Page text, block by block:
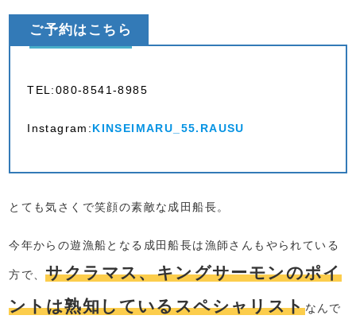
ご予約はこちら
TEL:080-8541-8985
Instagram:KINSEIMARU_55.RAUSU
とても気さくで笑顔の素敵な成田船長。
今年からの遊漁船となる成田船長は漁師さんもやられている
方で、サクラマス、キングサーモンのポイ
ントは熟知しているスペシャリストなんで